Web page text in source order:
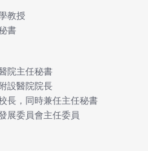
教授
書
院主任秘書
設醫院院長
長，同時兼任主任秘書
展委員會主任委員